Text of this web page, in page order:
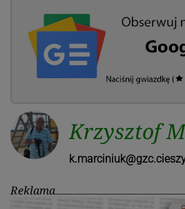
Krzysztof
Reklama